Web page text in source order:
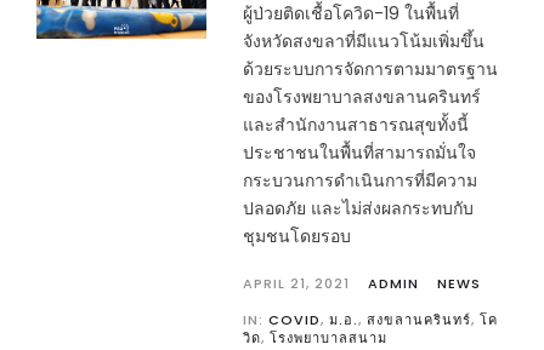
ผู้ป่วยติดเชื้อโควิด-19 ในพื้นที่
จังหวัดสงขลาที่มีแนวโน้มเพิ่มขึ้น
ด้วยระบบการจัดการตามมาตรฐาน
ของโรงพยาบาลสงขลานครินทร์
และสำนักงานสาธารณสุขทั้งนี้
ประชาชนในพื้นที่สามารถมั่นใจ
กระบวนการดำเนินการที่มีความ
ปลอดภัย และไม่ส่งผลกระทบกับ
ชุมชนโดยรอบ
APRIL 21, 2021 ADMIN
NEWS
IN: COVID, ม.อ., สงขลานครินทร์, โค
วิด, โรงพยาบาลสนาม